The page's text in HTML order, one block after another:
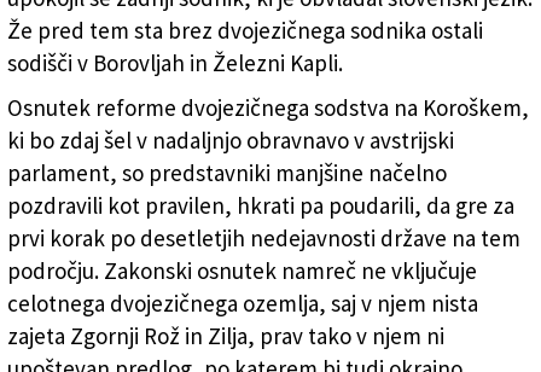
Že pred tem sta brez dvojezičnega sodnika ostali
sodišči v Borovljah in Železni Kapli.
Osnutek reforme dvojezičnega sodstva na Koroškem,
ki bo zdaj šel v nadaljnjo obravnavo v avstrijski
parlament, so predstavniki manjšine načelno
pozdravili kot pravilen, hkrati pa poudarili, da gre za
prvi korak po desetletjih nedejavnosti države na tem
področju. Zakonski osnutek namreč ne vključuje
celotnega dvojezičnega ozemlja, saj v njem nista
zajeta Zgornji Rož in Zilja, prav tako v njem ni